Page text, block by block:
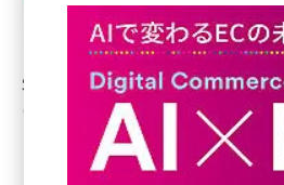
アスクル (1118)
base (1071)
ビィ・フォアード (773)
revico (739)
SaaS型ECサイト構築プラットフォ
営する
EC担当者のために役立つ情報を